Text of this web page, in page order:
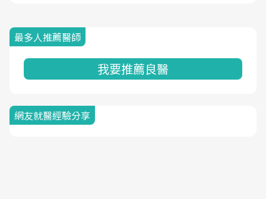
最多人推薦醫師
我要推薦良醫
網友就醫經驗分享